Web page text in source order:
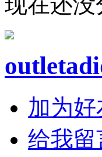
加为好
给我留